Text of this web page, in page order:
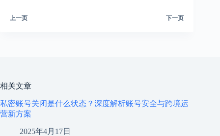
上一页 下一页
相关文章
私密账号关闭是什么状态？深度解析账号安全与跨境运
营新方案
2025年4月17日